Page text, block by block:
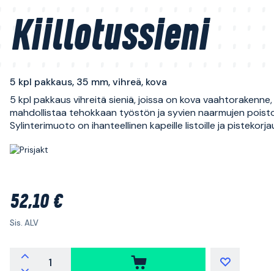
Kiillotussieni
5 kpl pakkaus, 35 mm, vihreä, kova
5 kpl pakkaus vihreitä sieniä, joissa on kova
mahdollistaa tehokkaan työstön ja syvien naarmujen
Sylinterimuoto on ihanteellinen kapeille listoille ja
52,10 €
Sis. ALV